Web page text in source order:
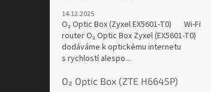
14.12.2025
O₂ Optic Box (Zyxel EX5601‑T0) Wi-Fi
router O₂ Optic Box Zyxel (EX5601-T0)
dodáváme k optickému internetu
s rychlostí alespo...
O₂ Optic Box (ZTE H6645P)